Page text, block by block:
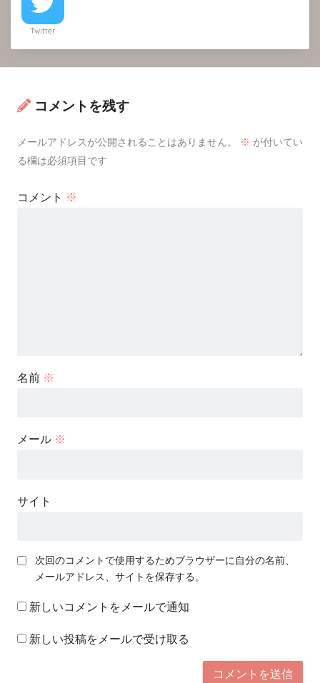
Twitter
コメントを残す
メールアドレスが公開されることはありません。 ※ が付いてい
る欄は必須項目です
コメント ※
名前 ※
メール ※
サイト
次回のコメントで使用するためブラウザーに自分の名前、
メールアドレス、サイトを保存する。
新しいコメントをメールで通知
新しい投稿をメールで受け取る